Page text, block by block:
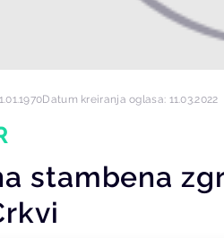
Datum kreiranja oglasa: 11.03.2022
stambena